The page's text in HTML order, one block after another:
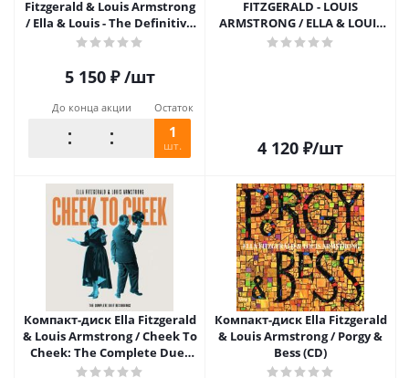
Fitzgerald & Louis Armstrong
/ Ella & Louis - The Definitive
Collection (4LP)
5 150₽ /шт
До конца акции Остаток
1
шт.
FITZGERALD - LOUIS
ARMSTRONG / ELLA & LOUIS
(1LP)
4 120 ₽/шт
Компакт-диск Ella Fitzgerald
& Louis Armstrong / Cheek To
Cheek: The Complete Duet
Recordings (4CD)
Компакт-диск Ella Fitzgerald
& Louis Armstrong / Porgy &
Bess (CD)